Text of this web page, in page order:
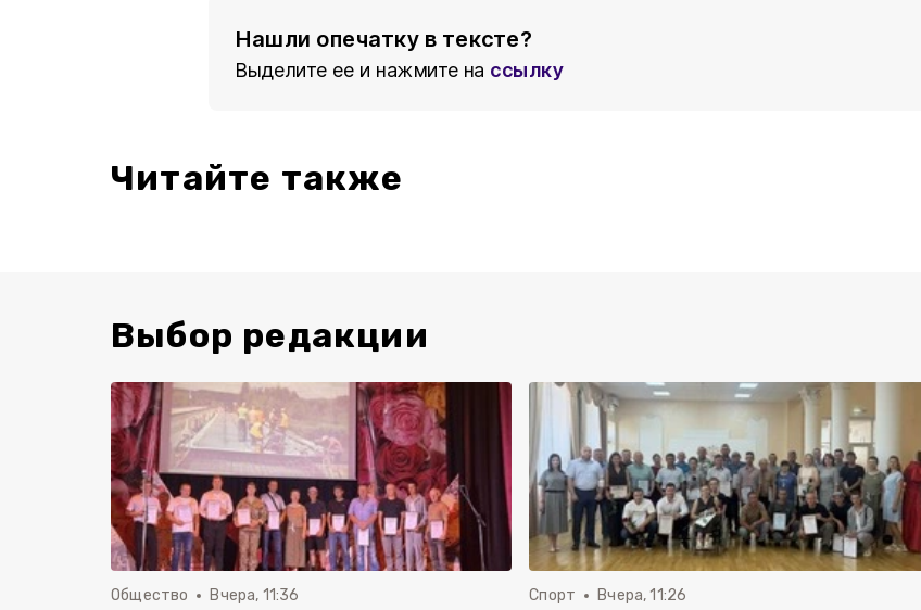
Нашли опечатку в тексте?
Выделите ее и нажмите на ссылку
Читайте также
Выбор редакции
Общество Вчера, 11:36 Спорт Вчера, 11:26